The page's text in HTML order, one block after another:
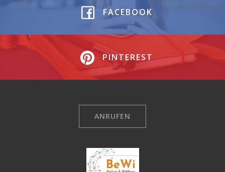
FACEBOOK
PINTEREST
ANRUFEN